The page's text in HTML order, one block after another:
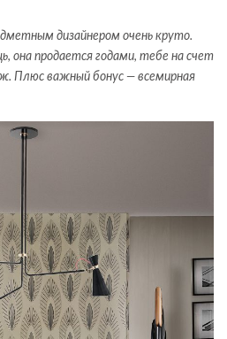
дизайнером очень круто.
она продается годами, тебе на счет
Плюс важный бонус — всемирная